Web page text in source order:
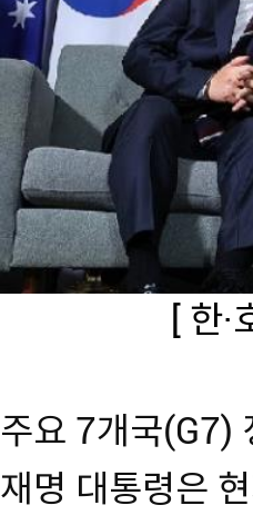
[ 한
주요 7개국(G7)
재명 대통령은